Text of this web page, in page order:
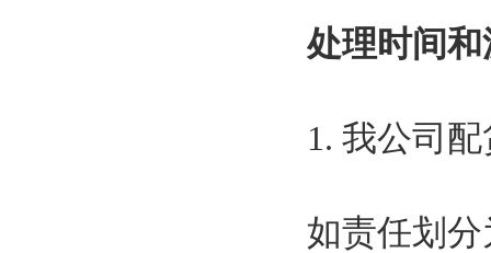
处理时间
1. 我公司
如责任划